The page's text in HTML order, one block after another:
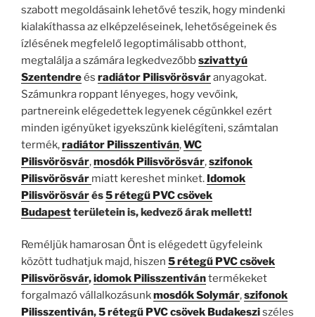
szabott megoldásaink lehetővé teszik, hogy mindenki
kialakíthassa az elképzeléseinek, lehetőségeinek és
ízlésének megfelelő legoptimálisabb otthont,
megtalálja a számára legkedvezőbbszivattyú
Szentendreés radiátor Pilisvörösváranyagokat.
Számunkra roppant lényeges, hogy vevőink,
partnereink elégedettek legyenek cégünkkel ezért
minden igényüket igyekszünk kielégíteni, számtalan
termék,radiátor Pilisszentiván,WC
Pilisvörösvár,mosdók Pilisvörösvár,szifonok
Pilisvörösvár miatt kereshet minket. Idomok
Pilisvörösvárés5 rétegű PVC csövek
Budapestterületein is, kedvező árak mellett!
Reméljük hamarosan Önt is elégedett ügyfeleink
között tudhatjuk majd, hiszen 5 rétegű PVC csövek
Pilisvörösvár,idomok Pilisszentivántermékeket
forgalmazó vállalkozásunkmosdók Solymár,szifonok
Pilisszentiván,5 rétegű PVC csövek Budakesziszéles